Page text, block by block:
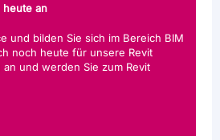
heute an
und bilden Sie sich im Bereich BIM
noch heute für unsere Revit
und werden Sie zum Revit